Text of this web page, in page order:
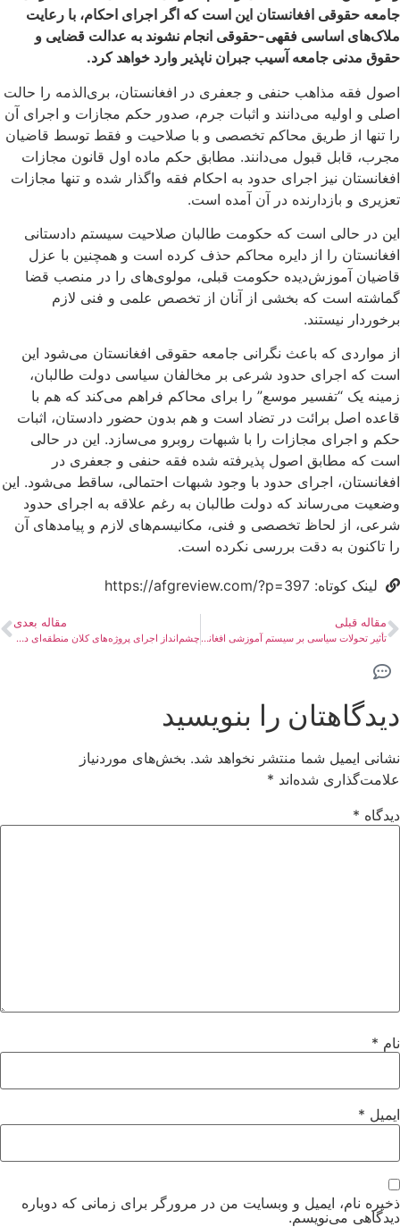
جامعه حقوقی افغانستان این است ‌که اگر اجرای احکام، با رعایت‌
ملاک‌های اساسی فقهی-حقوقی انجام نشوند به عدالت قضایی و
حقوق مدنی جامعه آسیب جبران ناپذیر وارد خواهد کرد.
اصول فقه مذاهب حنفی و جعفری در افغانستان، بری‌الذمه را حالت
اصلی و اولیه می‌دانند و اثبات جرم، صدور حکم مجازات و اجرای آن
را تنها از طریق محاکم تخصصی و با صلاحیت و فقط توسط قاضیان
مجرب، قابل قبول می‌دانند. مطابق حکم ماده اول قانون مجازات
افغانستان نیز اجرای حدود به احکام فقه واگذار شده و تنها مجازات
تعزیری و بازدارنده در آن آمده است.
این در حالی است‌ که حکومت طالبان صلاحیت سیستم دادستانی
افغانستان را از دایره محاکم حذف کرده است و همچنین با عزل
قاضیان آموزش‌دیده حکومت قبلی، مولوی‌های را در منصب قضا
گماشته‌ است‌ که بخشی از آنان از تخصص علمی و فنی لازم
برخوردار نیستند.
از مواردی که باعث نگرانی جامعه حقوقی افغانستان می‌شود این
است‌ که اجرای حدود شرعی بر مخالفان سیاسی دولت طالبان،
زمینه یک “تفسیر موسع” را برای محاکم فراهم می‌کند که هم با
قاعده اصل برائت در تضاد است و هم بدون حضور دادستان، اثبات
حکم و اجرای مجازات را با شبهات روبرو می‌سازد. این در حالی
است که مطابق اصول پذیرفته شده فقه حنفی و جعفری در
افغانستان، اجرای حدود با وجود شبهات احتمالی، ساقط می‌شود. این
وضعیت می‌رساند که دولت طالبان به رغم علاقه به اجرای حدود
شرعی، از لحاظ تخصصی و فنی، مکانیسم‌های لازم و پیامدهای آن
را تاکنون به دقت بررسی نکرده است.
لینک کوتاه: https://afgreview.com/?p=397
مقاله قبلی
تأثیر تحولات سیاسی بر سیستم آموزشی افغانستان
مقاله بعدی
چشم‌انداز اجرای پروژه‌های کلان منطقه‌ای در افغانستانِ طالبان
دیدگاهتان را بنویسید
نشانی ایمیل شما منتشر نخواهد شد. بخش‌های موردنیاز
علامت‌گذاری شده‌اند *
دیدگاه *
نام *
ایمیل *
ذخیره نام، ایمیل و وبسایت من در مرورگر برای زمانی که دوباره
دیدگاهی می‌نویسم.